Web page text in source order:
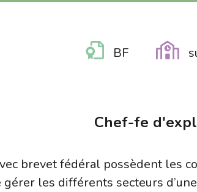
BF
Chef-fe
brevet fédéral possèdent les
les différents secteurs